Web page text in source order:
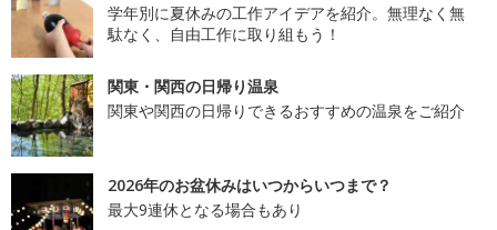
学年別に夏休みの工作アイデアを紹介。無理なく無
駄なく、自由工作に取り組もう！
関東・関西の日帰り温泉
関東や関西の日帰りできるおすすめの温泉をご紹介
2026年のお盆休みはいつからいつまで？
最大9連休となる場合もあり